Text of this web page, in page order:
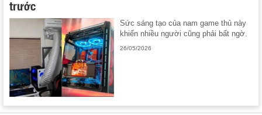
trước
Sức sáng tạo của nam game thủ này
khiến nhiều người cũng phải bất ngờ.
26/05/2026